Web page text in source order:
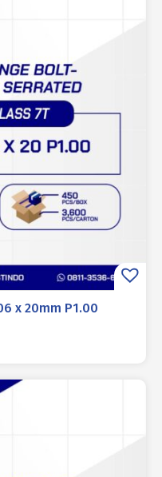
x 20mm P1.00